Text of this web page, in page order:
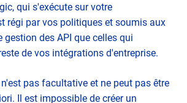
qui s'exécute sur votre
régi par vos politiques et soumis aux
gestion des API que celles qui
de vos intégrations d'entreprise.
pas facultative et ne peut pas être
Il est impossible de créer un